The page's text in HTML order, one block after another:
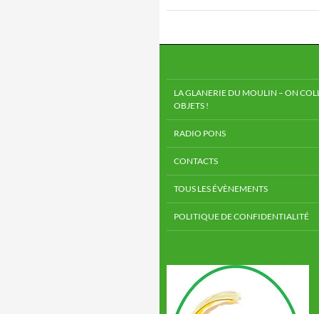
LA GLANERIE DU MOULIN – ON
OBJETS !
RADIO PONS
CONTACTS
TOUS LES ÉVÈNEMENTS
POLITIQUE DE CONFIDENTIALITÉ